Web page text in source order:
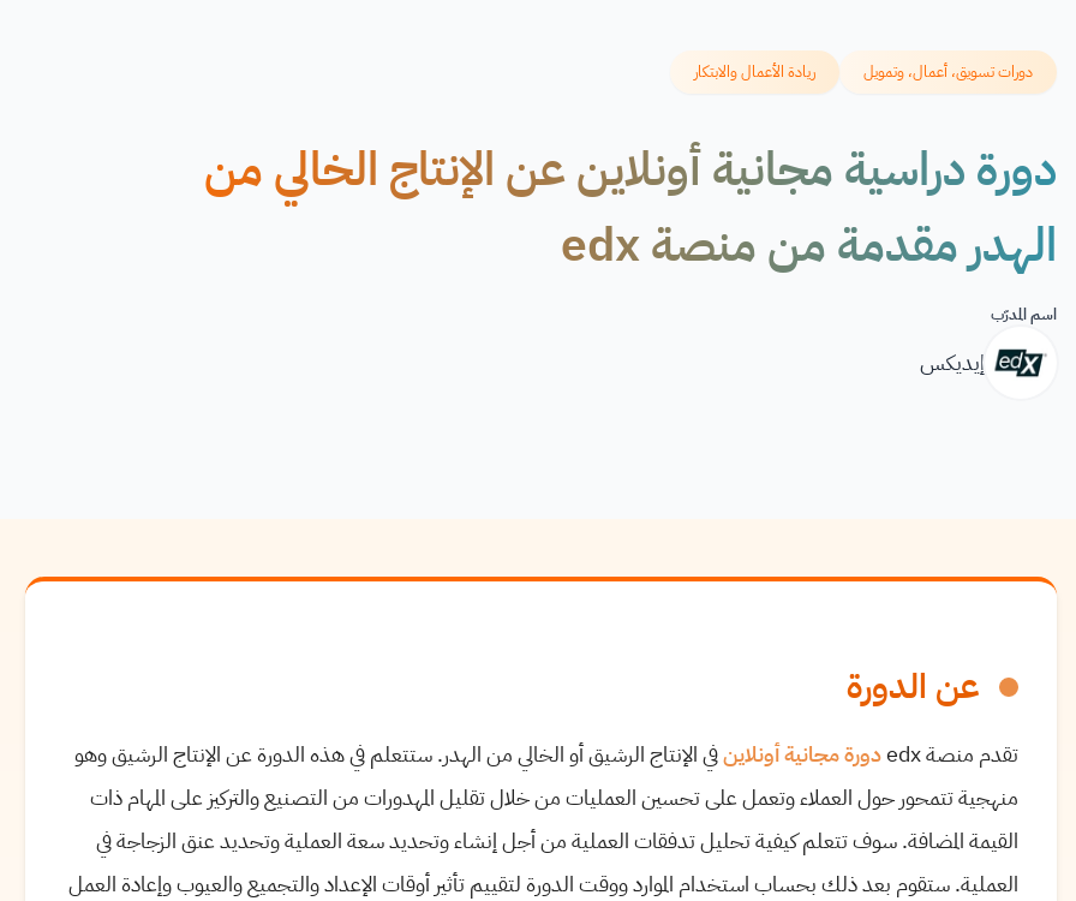
دورات تسويق، أعمال، وتمويل ريادة الأعمال والابتكار
دورة دراسية مجانية أونلاين عن الإنتاج الخالي من
الهدر مقدمة من منصة edx
اسم المدرّب
إيديكس
عن الدورة
تقدم منصةedxدورةمجانيةأونلاينفي الإنتاج الرشيق أو الخالي من الهدر. ستتعلم في هذه الدورة عن الإنتاج الرشيق وهو
منهجية تتمحور حول العملاء وتعمل على تحسين العمليات من خلال تقليل المهدورات من التصنيع والتركيز على المهام ذات
القيمة المضافة. سوف تتعلم كيفية تحليل تدفقات العملية من أجل إنشاء وتحديد سعة العملية وتحديد عنق الزجاجة في
العملية. ستقوم بعد ذلك بحساب استخدام الموارد ووقت الدورة لتقييم تأثير أوقات الإعداد والتجميع والعيوب وإعادة العمل